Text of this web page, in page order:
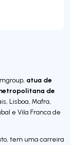
atua de
de
Lisboa, Mafra,
e Vila Franca de
tem uma carreira